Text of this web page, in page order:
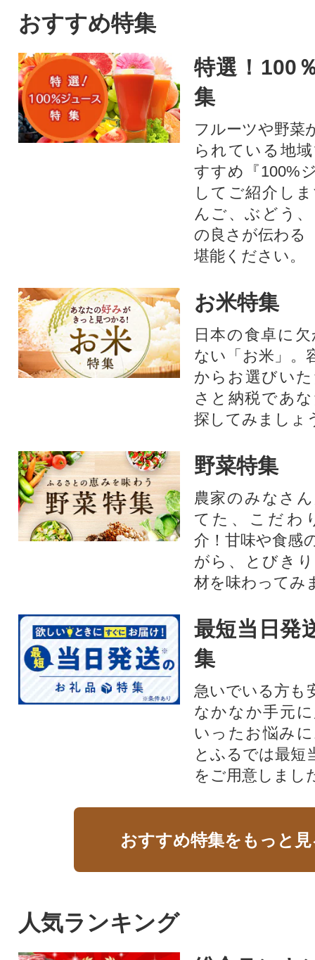
年貝)を放流してから4年間流氷
や水温の低い荒波の中で逞し
く育つ為、養殖とは、まった
く違い旨味が凝縮されており
食感も良いと言われておりま
す。食べ応え抜群のホタテを
ドドーンとたっぷり1kgを紋別
市よりお届け。パッケージは
おすすめ特集
特選！100
集
フルーツや野菜
られている地
すすめ『100%
してご紹介し
んご、ぶどう
の良さが伝わる
堪能ください。
お米特集
日本の食卓に
ない「お米」。
からお選びい
さと納税であ
探してみましょ
野菜特集
農家のみなさ
てた、こだわ
介！甘味や食感
がら、とびき
材を味わってみ
最短当日発
集
急いでいる方も
なかなか手元
いったお悩み
とふるでは最短
をご用意しまし
おすすめ特集をもっと
人気ランキング